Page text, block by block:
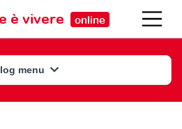
è vivere online
menu